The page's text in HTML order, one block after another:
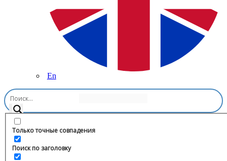
En
Только точные совпадения
Поиск по заголовку
Главная